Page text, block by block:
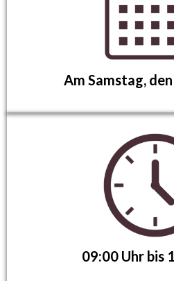
Am Samstag,
09:00 Uhr bis